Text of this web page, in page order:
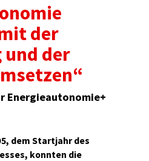
der
und der
Energieautonomie+
dem Startjahr des
konnten die